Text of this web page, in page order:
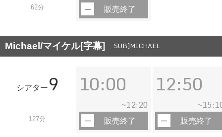
62分 販売終了
Michael/マイケル[字幕] SUB]MICHAEL
シアター 9
127分
10:00
~12:20
販売終了
12:50
~
販売終了